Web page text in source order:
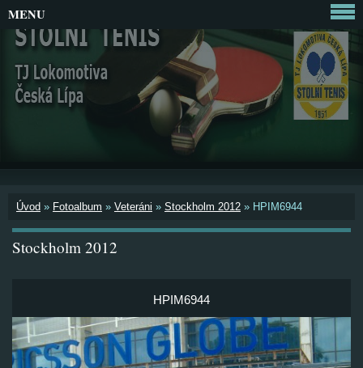
Úvod » Fotoalbum » Veteráni » Stockholm 2012 » HPIM6944
Stockholm 2012
HPIM6944
MENU